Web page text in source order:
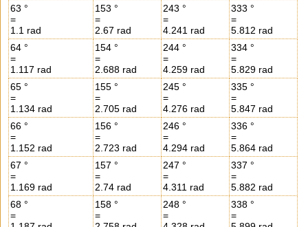
63 °
=
1.1 rad
153 °
=
2.67 rad
243 °
=
4.241 rad
333 °
=
5.812 rad
64 °
=
1.117 rad
154 °
=
2.688 rad
244 °
=
4.259 rad
334 °
=
5.829 rad
65 °
=
1.134 rad
155 °
=
2.705 rad
245 °
=
4.276 rad
335 °
=
5.847 rad
66 °
=
1.152 rad
156 °
=
2.723 rad
246 °
=
4.294 rad
336 °
=
5.864 rad
67 °
=
1.169 rad
157 °
=
2.74 rad
247 °
=
4.311 rad
337 °
=
5.882 rad
68 °
=
158 °
=
248 °
=
338 °
=